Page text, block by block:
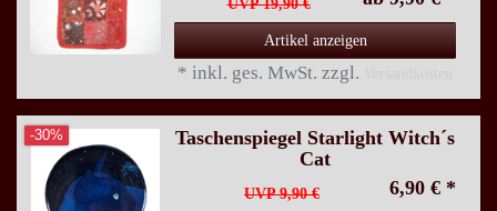
Artikel anzeigen
* inkl. ges. MwSt. zzgl.
-30%
Taschenspiegel Starlight Witch´s
Cat
UVP 9,90 € 6,90 € *